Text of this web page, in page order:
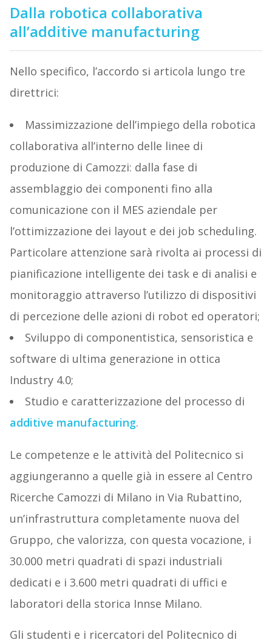
Dalla robotica collaborativa
all’additive manufacturing
Nello specifico, l’accordo si articola lungo tre
direttrici:
Massimizzazione dell’impiego della robotica
collaborativa all’interno delle linee di
produzione di Camozzi: dalla fase di
assemblaggio dei componenti fino alla
comunicazione con il MES aziendale per
l’ottimizzazione dei layout e dei job scheduling.
Particolare attenzione sarà rivolta ai processi di
pianificazione intelligente dei task e di analisi e
monitoraggio attraverso l’utilizzo di dispositivi
di percezione delle azioni di robot ed operatori;
Sviluppo di componentistica, sensoristica e
software di ultima generazione in ottica
Industry 4.0;
Studio e caratterizzazione del processo di
additive manufacturing.
Le competenze e le attività del Politecnico si
aggiungeranno a quelle già in essere al Centro
Ricerche Camozzi di Milano in Via Rubattino,
un’infrastruttura completamente nuova del
Gruppo, che valorizza, con questa vocazione, i
30.000 metri quadrati di spazi industriali
dedicati e i 3.600 metri quadrati di uffici e
laboratori della storica Innse Milano.
Gli studenti e i ricercatori del Politecnico di